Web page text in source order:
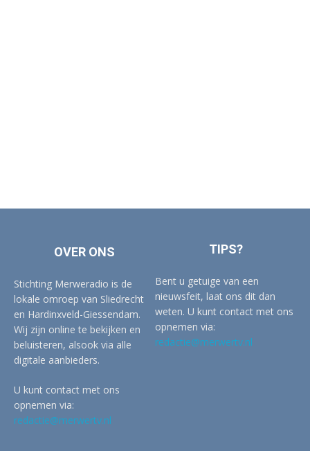
OVER ONS
Stichting Merweradio is de
lokale omroep van Sliedrecht
en Hardinxveld-Giessendam.
Wij zijn online te bekijken en
beluisteren, alsook via alle
digitale aanbieders.
U kunt contact met ons
opnemen via:
redactie@merwertv.nl
TIPS?
Bent u getuige van een
nieuwsfeit, laat ons dit dan
weten. U kunt contact met ons
opnemen via:
redactie@merwertv.nl